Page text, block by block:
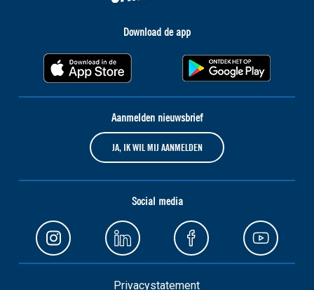
Download de app
Aanmelden nieuwsbrief
JA, IK WIL MIJ AANMELDEN
Social media
Privacystatement